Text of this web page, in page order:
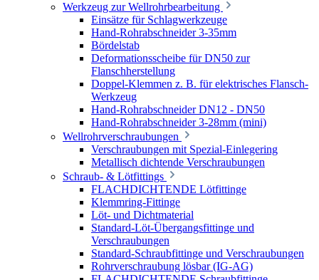
Werkzeug zur Wellrohrbearbeitung
Einsätze für Schlagwerkzeuge
Hand-Rohrabschneider 3-35mm
Bördelstab
Deformationsscheibe für DN50 zur
Flanschherstellung
Doppel-Klemmen z. B. für elektrisches Flansch-
Werkzeug
Hand-Rohrabschneider DN12 - DN50
Hand-Rohrabschneider 3-28mm (mini)
Wellrohrverschraubungen
Verschraubungen mit Spezial-Einlegering
Metallisch dichtende Verschraubungen
Schraub- & Lötfittings
FLACHDICHTENDE Lötfittinge
Klemmring-Fittinge
Löt- und Dichtmaterial
Standard-Löt-Übergangsfittinge und
Verschraubungen
Standard-Schraubfittinge und Verschraubungen
Rohrverschraubung lösbar (IG-AG)